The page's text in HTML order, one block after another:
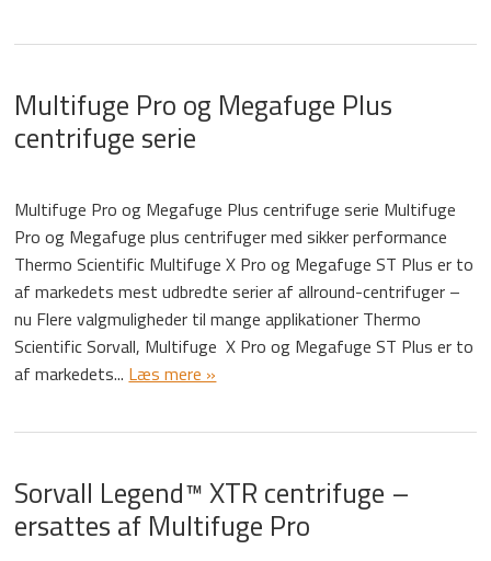
Multifuge Pro og Megafuge Plus
centrifuge serie
Multifuge Pro og Megafuge Plus centrifuge serie Multifuge
Pro og Megafuge plus centrifuger med sikker performance
Thermo Scientific Multifuge X Pro og Megafuge ST Plus er to
af markedets mest udbredte serier af allround-centrifuger –
nu Flere valgmuligheder til mange applikationer Thermo
Scientific Sorvall, Multifuge X Pro og Megafuge ST Plus er to
af markedets... Læs mere »
Sorvall Legend™ XTR centrifuge –
ersattes af Multifuge Pro